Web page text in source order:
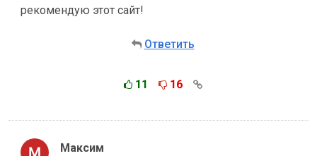
рекомендую этот сайт!
Ответить
11 16
Максим